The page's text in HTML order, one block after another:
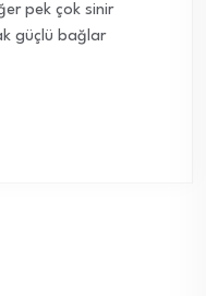
pek çok sinir
güçlü bağlar